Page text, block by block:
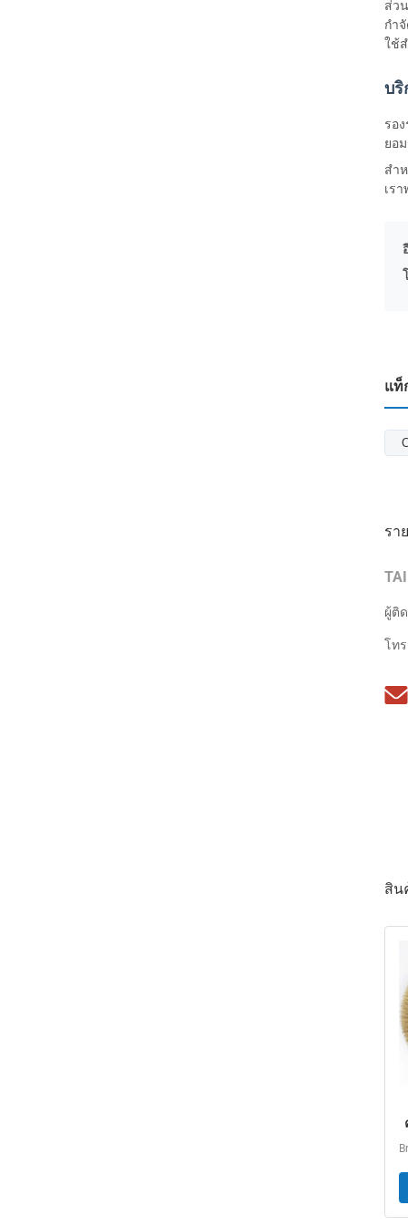
ส่ว
กำ
ใช้
บริ
รอ
ยอ
สำ
เร
แท็
รา
ผู้ติ
โท
สิน